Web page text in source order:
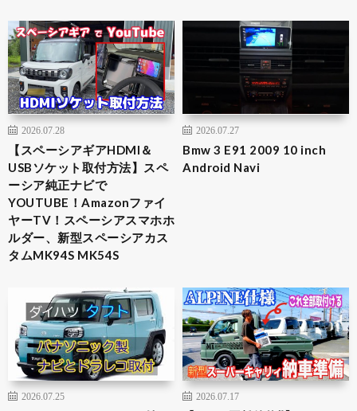
2026.07.28
【スペーシアギアHDMI＆
USBソケット取付方法】スペ
ーシア純正ナビで
YOUTUBE！Amazonファイ
ヤーTV！スペーシアスマホホ
ルダー、新型スペーシアカス
タムMK94S MK54S
2026.07.27
Bmw 3 E91 2009 10 inch
Android Navi
2026.07.25 2026.07.17